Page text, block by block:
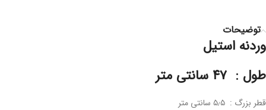
توضیحات
وردنه استیل
طول : ۴۷ سانتی متر
قطر بزرگ : ۵٫۵ سانتی متر